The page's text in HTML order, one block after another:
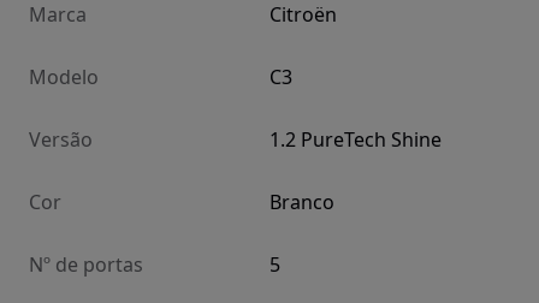
Marca Citroën
Modelo C3
Versão 1.2 PureTech Shine
Cor Branco
Nº de portas 5